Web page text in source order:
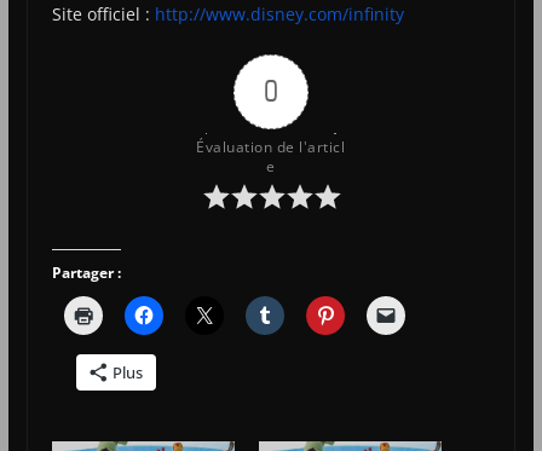
Site officiel : http://www.disney.com/infinity
0
Évaluation de l'articl
e
Partager :
Plus